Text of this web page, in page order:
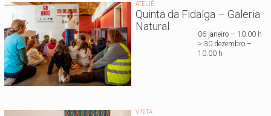
ATELIÊ
Quinta da Fidalga – Galeria
Natural
06 janeiro – 10.00 h
> 30 dezembro –
10.00 h
VISITA